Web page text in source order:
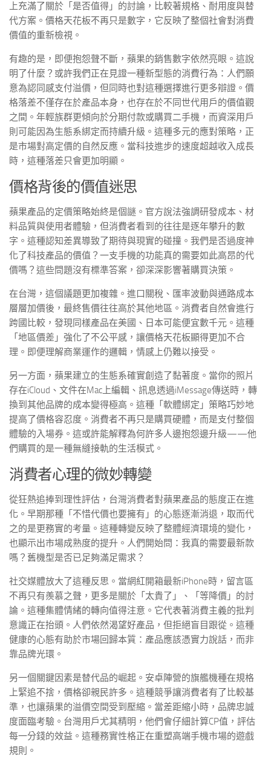
上充滿了關於「是否值得」的討論，比較著規格、耐用度與替
代方案。價格天花板不再只是數字，它反映了整個社會對消費
價值的重新檢視。
有趣的是，即便抱怨聲不斷，蘋果的銷售數字依然亮眼。這說
明了什麼？或許我們正在見證一種新型態的消費行為：人們願
意為認同感支付溢價，但同時也對這種選擇進行更多辯證。價
格落差不僅存在於產品本身，也存在於不同世代用戶的價值觀
之間。年輕族群更傾向於分期付款或購買二手機，而資深用戶
則可能因為生態系綁定而持續升級。這種多元的應對策略，正
是市場對高定價的自然反應。當科技進步的速度超越收入成長
時，這種落差只會更加明顯。
價格背後的價值迷思
蘋果產品的定價策略始終是個謎。官方說法強調研發成本、材
料品質與使用者體驗，但消費者看到的往往是逐年攀升的數
字。這種認知差異導致了期待與現實的碰撞。我們是否過度神
化了科技產品的價值？一支手機的功能真的需要如此高昂的代
價嗎？這些問題沒有標準答案，卻深深影響著購買決策。
在台灣，這個議題更加複雜。進口關稅、匯率波動與通路成本
層層加價後，最終售價往往高於其他地區。消費者自然會進行
跨國比較，發現同樣產品在美國、日本可能便宜數千元。這種
「地區價差」強化了不公平感，讓價格天花板顯得更加不合
理。即便理解商業運作的邏輯，情感上仍難以接受。
另一方面，蘋果建立的生態系確實創造了黏著度。當你的照片
存在iCloud、文件在Mac上編輯、訊息透過iMessage傳送時，轉
換到其他品牌的成本變得極高。這種「軟體綁定」策略巧妙地
提高了價格容忍度。消費者不再只是購買硬體，而是支付整個
體驗的入場券。這或許能解釋為何許多人邊抱怨邊升級——他
們購買的是一種無縫接軌的生活模式。
消費者心理的微妙轉變
從狂熱追捧到理性評估，台灣消費者對蘋果產品的態度正在進
化。早期那種「不惜代價也要擁有」的心態逐漸消退，取而代
之的是更務實的考量。這種轉變反映了整體經濟環境的變化，
也顯示出市場成熟度的提升。人們開始問：我真的需要最新款
嗎？舊機型是否已足夠滿足需求？
社交媒體放大了這種反思。當網紅開箱最新iPhone時，留言區
不再只有羨慕之聲，更多是關於「太貴了」、「等降價」的討
論。這種集體情緒的轉向值得注意。它代表著消費主義的批判
意識正在抬頭。人們依然渴望好產品，但拒絕盲目跟從。這種
健康的心態有助於市場回歸本質：產品應該憑實力說話，而非
靠品牌光環。
另一個關鍵因素是替代品的崛起。安卓陣營的旗艦機種在規格
上緊追不捨，價格卻親民許多。這種競爭讓消費者有了比較基
準，也讓蘋果的溢價空間受到壓縮。當差距縮小時，品牌忠誠
度面臨考驗。台灣用戶尤其精明，他們會仔細計算CP值，評估
每一分錢的效益。這種務實性格正在重塑高端手機市場的遊戲
規則。